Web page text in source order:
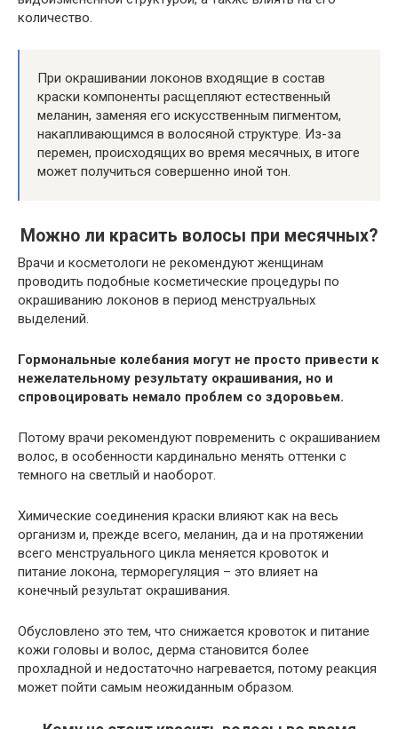
количество.
При окрашивании локонов входящие в состав
краски компоненты расщепляют естественный
меланин, заменяя его искусственным пигментом,
накапливающимся в волосяной структуре. Из-за
перемен, происходящих во время месячных, в итоге
может получиться совершенно иной тон.
Можно ли красить волосы при месячных?
Врачи и косметологи не рекомендуют женщинам
проводить подобные косметические процедуры по
окрашиванию локонов в период менструальных
выделений.
Гормональные колебания могут не просто привести к
нежелательному результату окрашивания, но и
спровоцировать немало проблем со здоровьем.
Потому врачи рекомендуют повременить с окрашиванием
волос, в особенности кардинально менять оттенки с
темного на светлый и наоборот.
Химические соединения краски влияют как на весь
организм и, прежде всего, меланин, да и на протяжении
всего менструального цикла меняется кровоток и
питание локона, терморегуляция – это влияет на
конечный результат окрашивания.
Обусловлено это тем, что снижается кровоток и питание
кожи головы и волос, дерма становится более
прохладной и недостаточно нагревается, потому реакция
может пойти самым неожиданным образом.